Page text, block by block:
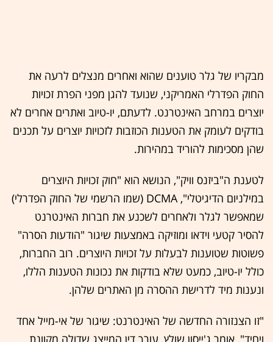
מבקריו של גלר טוענים שהוא ואחרים מנצלים לרעה את
החוק הפדרלי האמריקני, שנועד להגן מפני הפרת זכויות
יוצרים במרחב האינטרנט. לדעתם, יו-טיוב ואתרים אחרים לא
בודקים לעומק את הטענות הכוזבות לזכויות יוצרים על תכנים
שהן מסכימות להוריד במהירות.
לטענת ה"ביזנס וויק", הנושא הוא "חוק זכויות היוצרים
במילניום הדיגיטלי", DCMA (שמו הרשמי של החוק הפדרלי)
שמאפשר לגלר ולאחרים לשכנע את חברות האינטרנט
להסיר קטעי וידאו ומוזיקה באמצעות שיגור "הודעות הסרה"
פשוטות שטוענות לבעלות על זכויות היוצרים. רוב החברות,
כולל יו-טיוב, כמעט שלא בודקות את נכונות הטענות הללו,
ונענות מיד לדרישת ההסרה מן האתרים שלהן.
"זו הצנזורה החדשה של האינטרנט: שיגור של אי-מייל אחד
ויחיד", אומר ג'ייסון שולץ, עורך דין המייצג שדולה מקוונת